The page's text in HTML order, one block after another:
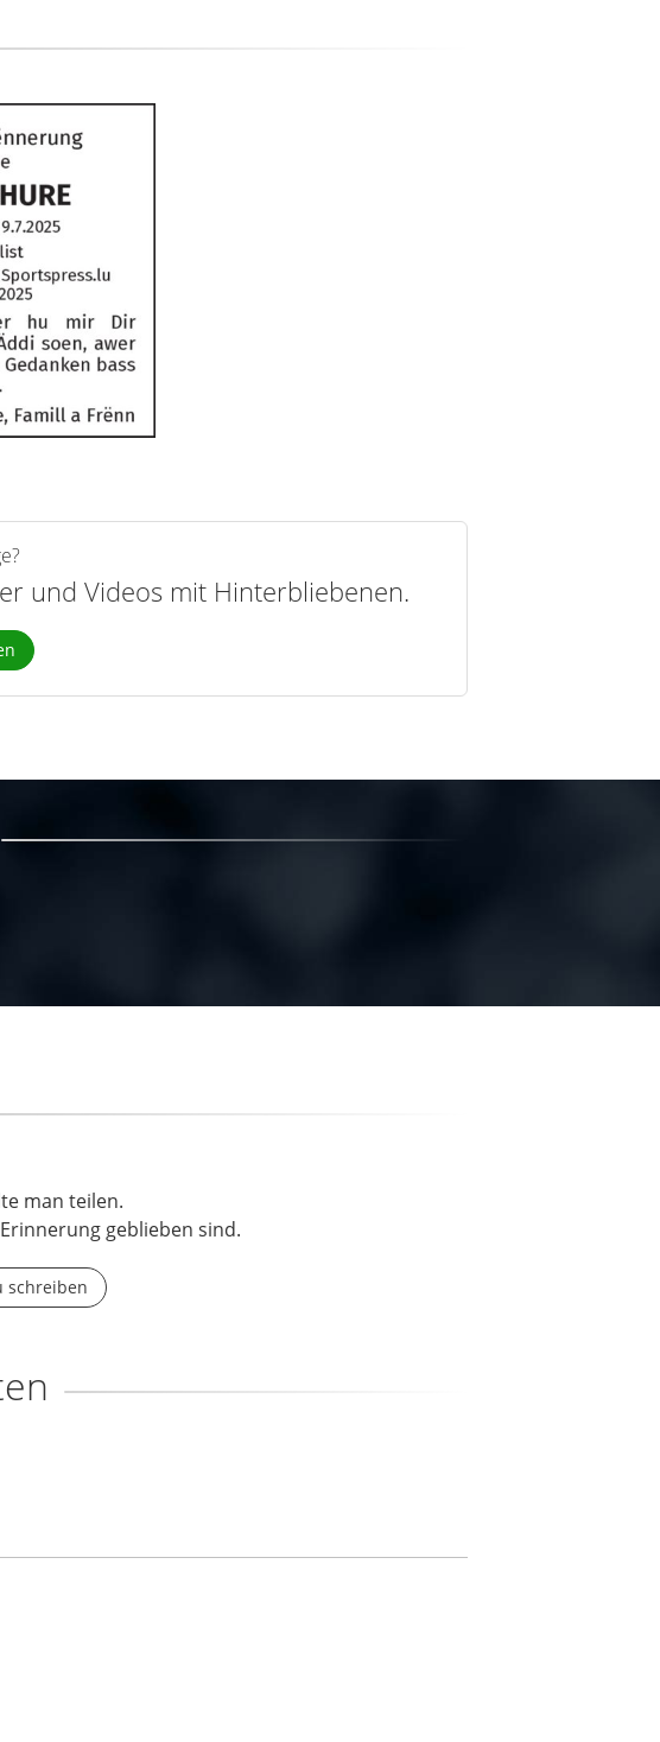
und Videos mit Hinterbliebenen.
man teilen.
geblieben sind.
schreiben